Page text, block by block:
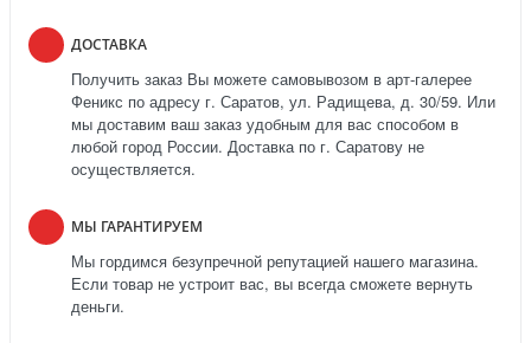
ДОСТАВКА
Получить заказ Вы можете самовывозом в арт-галерее
Феникс по адресу г. Саратов, ул. Радищева, д. 30/59. Или
мы доставим ваш заказ удобным для вас способом в
любой город России. Доставка по г. Саратову не
осуществляется.
МЫ ГАРАНТИРУЕМ
Мы гордимся безупречной репутацией нашего магазина.
Если товар не устроит вас, вы всегда сможете вернуть
деньги.